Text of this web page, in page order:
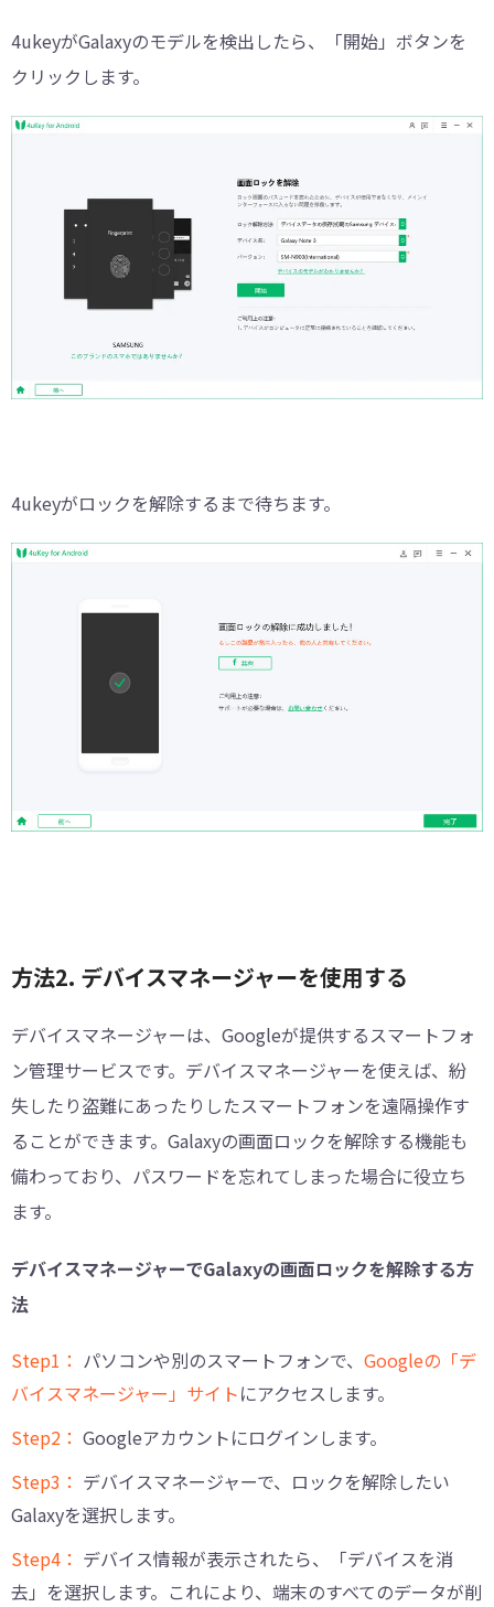
4ukeyがGalaxyのモデルを検出したら、「開始」ボタンを
クリックします。
4ukeyがロックを解除するまで待ちます。
方法2. デバイスマネージャーを使用する
デバイスマネージャーは、Googleが提供するスマートフォ
ン管理サービスです。デバイスマネージャーを使えば、紛
失したり盗難にあったりしたスマートフォンを遠隔操作す
ることができます。Galaxyの画面ロックを解除する機能も
備わっており、パスワードを忘れてしまった場合に役立ち
ます。
デバイスマネージャーでGalaxyの画面ロックを解除する方
法
Step1： パソコンや別のスマートフォンで、 Googleの「デ
バイスマネージャー」サイトにアクセスします。
Step2： Googleアカウントにログインします。
Step3： デバイスマネージャーで、ロックを解除したい
Galaxyを選択します。
Step4： デバイス情報が表示されたら、「デバイスを消
去」を選択します。これにより、端末のすべてのデータが削